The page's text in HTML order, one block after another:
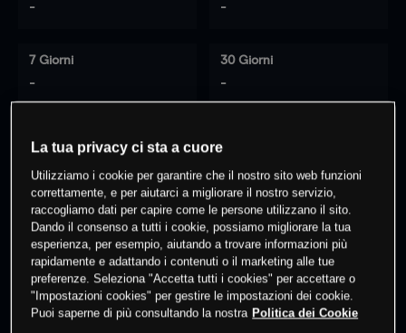
- -
7 Giorni
-
30 Giorni
-
% dei clienti hanno posizioni
questo prodotto
Fai trading
La tua privacy ci sta a cuore
Utilizziamo i cookie per garantire che il nostro sito web funzioni
correttamente, e per aiutarci a migliorare il nostro servizio,
raccogliamo dati per capire come le persone utilizzano il sito.
Dando il consenso a tutti i cookie, possiamo migliorare la tua
esperienza, per esempio, aiutando a trovare informazioni più
rapidamente e adattando i contenuti o il marketing alle tue
preferenze. Seleziona "Accetta tutti i cookies" per accettare o
"Impostazioni cookies" per gestire le impostazioni dei cookie.
Puoi saperne di più consultando la nostra Politica dei Cookie